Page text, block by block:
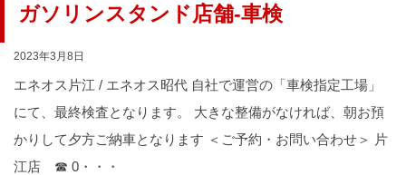
ガソリンスタンド店舗-車検
2023年3月8日
エネオス片江 / エネオス昭代 自社で運営の「車検指定工場」
にて、最終検査となります。 大きな整備がなければ、朝お預
かりして夕方ご納車となります ＜ご予約・お問い合わせ＞ 片
江店 ☎ 0・・・